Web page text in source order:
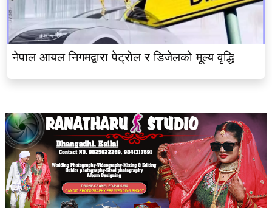
नेपाल आयल निगमद्वारा पेट्रोल र डिजेलको मूल्य वृद्धि